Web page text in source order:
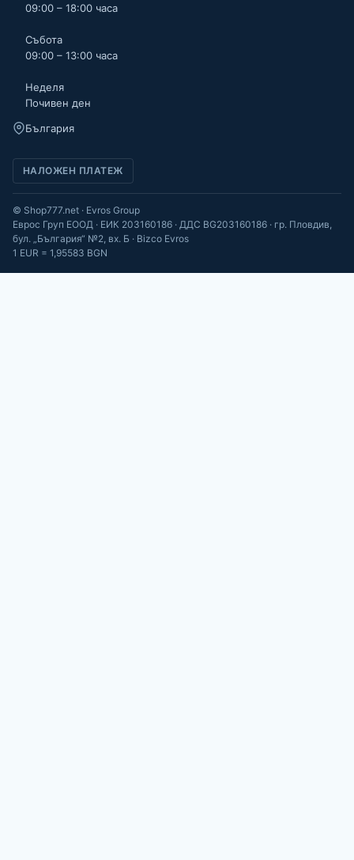
09:00 – 18:00 часа
Събота
09:00 – 13:00 часа
Неделя
Почивен ден
България
НАЛОЖЕН ПЛАТЕЖ
© Shop777.net · Evros Group
Еврос Груп ЕООД · ЕИК 203160186 · ДДС BG203160186 · гр. Пловдив,
бул. „България“ №2, вх. Б · Bizco Evros
1 EUR = 1,95583 BGN